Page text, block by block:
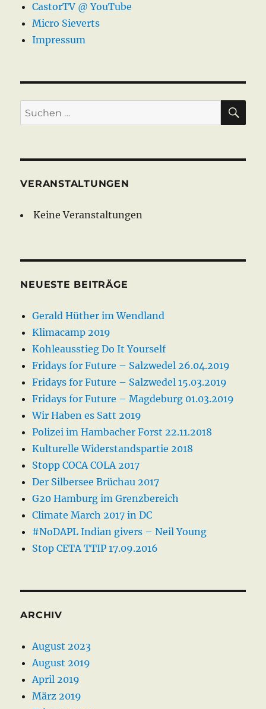
CastorTV @ YouTube
Micro Sieverts
Impressum
Suche
nach:
VERANSTALTUNGEN
Keine Veranstaltungen
NEUESTE BEITRÄGE
Gerald Hüther im Wendland
Klimacamp 2019
Kohleausstieg Do It Yourself
Fridays for Future – Salzwedel 26.04.2019
Fridays for Future – Salzwedel 15.03.2019
Fridays for Future – Magdeburg 01.03.2019
Wir Haben es Satt 2019
Polizei im Hambacher Forst 22.11.2018
Kulturelle Widerstandspartie 2018
Stopp COCA COLA 2017
Der Silbersee Brüchau 2017
G20 Hamburg im Grenzbereich
Climate March 2017 in DC
#NoDAPL Indian givers – Neil Young
Stop CETA TTIP 17.09.2016
ARCHIV
August 2023
August 2019
April 2019
März 2019